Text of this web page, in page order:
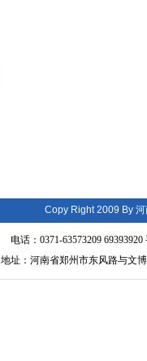
Copy Right 2009 By河
电话：0371-63573209
地址：河南省郑州市东风路与文